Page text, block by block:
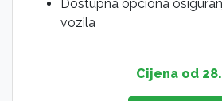
Dostupna opciona
vozila
Cijena od